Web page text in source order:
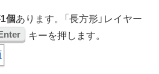
1個あります。「長方形」レイヤー
キーを押します。